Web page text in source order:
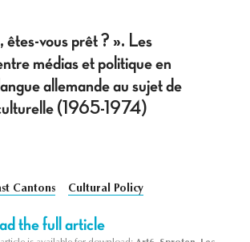
êtes-vous prêt ? ». Les
médias et politique en
allemande au sujet de
(1965-1974)
Cantons Cultural Policy
the full article